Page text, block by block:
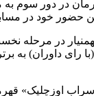
حضور خود در